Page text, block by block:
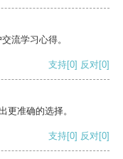
流学习心得。
支持[0] 反对[0]
更准确的选择。
支持[0] 反对[0]